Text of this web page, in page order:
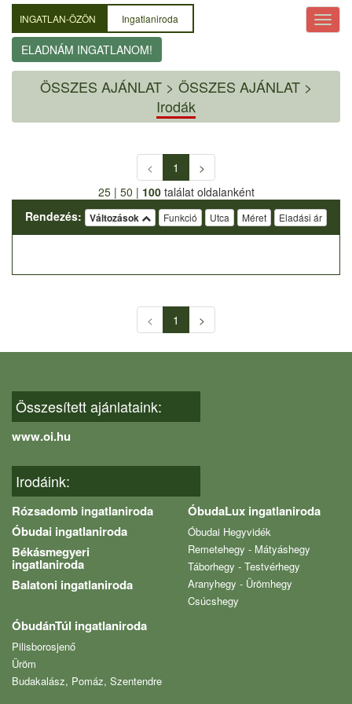
INGATLAN-ÖZÖN Ingatlaniroda
ELADNÁM INGATLANOM!
ÖSSZES AJÁNLAT> ÖSSZES AJÁNLAT >
Irodák
< 1
>
25| 50 | 100találat oldalanként
Rendezés:
Változások Funkció Utca Méret Eladási ár
< 1 >
Összesített ajánlataink:
www.oi.hu
Irodáink:
Rózsadomb ingatlaniroda
Óbudai ingatlaniroda
Békásmegyeri
ingatlaniroda
Balatoni ingatlaniroda
ÓbudaLux ingatlaniroda
Óbudai Hegyvidék
Remetehegy - Mátyáshegy
Táborhegy - Testvérhegy
Aranyhegy - Ürömhegy
Csúcshegy
ÓbudánTúl ingatlaniroda
Pilisborosjenő
Üröm
Budakalász, Pomáz, Szentendre